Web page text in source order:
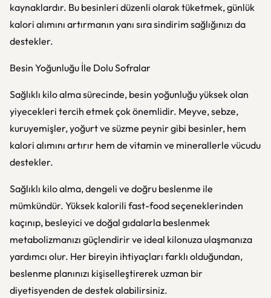
kaynaklardır. Bu besinleri düzenli olarak tüketmek, günlük
kalori alımını artırmanın yanı sıra sindirim sağlığınızı da
destekler.
Besin Yoğunluğu İle Dolu Sofralar
Sağlıklı kilo alma sürecinde, besin yoğunluğu yüksek olan
yiyecekleri tercih etmek çok önemlidir. Meyve, sebze,
kuruyemişler, yoğurt ve süzme peynir gibi besinler, hem
kalori alımını artırır hem de vitamin ve minerallerle vücudu
destekler.
Sağlıklı kilo alma, dengeli ve doğru beslenme ile
mümkündür. Yüksek kalorili fast-food seçeneklerinden
kaçınıp, besleyici ve doğal gıdalarla beslenmek
metabolizmanızı güçlendirir ve ideal kilonuza ulaşmanıza
yardımcı olur. Her bireyin ihtiyaçları farklı olduğundan,
beslenme planınızı kişiselleştirerek uzman bir
diyetisyenden de destek alabilirsiniz.